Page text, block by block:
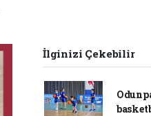
İlginizi Çekebilir